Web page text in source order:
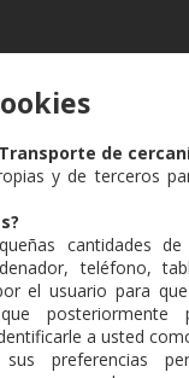
de
y de terceros
cantidades
teléfono,
el usuario para
posteriormente
a usted
preferencias